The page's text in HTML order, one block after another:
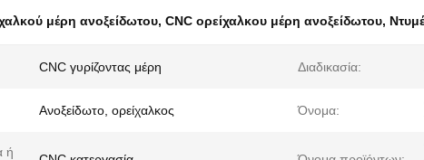
μέρη ανοξείδωτου, CNC ορείχαλκου μέρη ανοξείδωτου,
CNC γυρίζοντας μέρη Διαδικασία:
Ανοξείδωτο, ορείχαλκος Όνομα:
ή